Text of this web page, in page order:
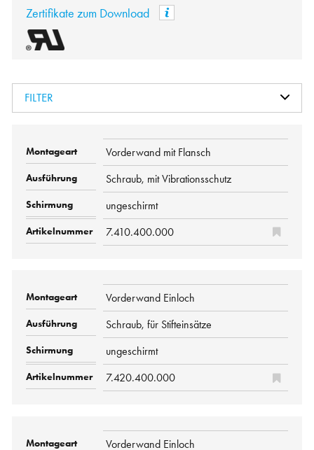
Zertifikate zum Download
FILTER
Vorderwand mit Flansch
Schraub, mit Vibrationsschutz
ungeschirmt
7.410.400.000
Vorderwand Einloch
Schraub, für Stifteinsätze
ungeschirmt
7.420.400.000
Vorderwand Einloch